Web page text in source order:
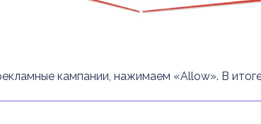
кампании, нажимаем «Allow». В